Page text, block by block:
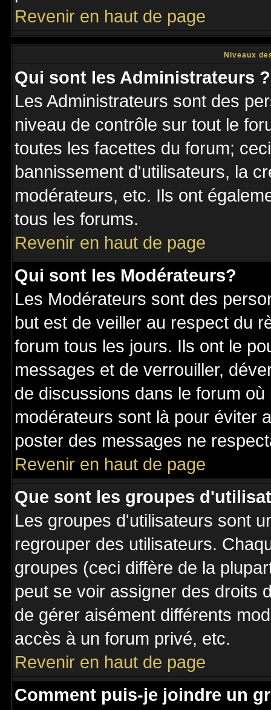
Revenir en haut de page
Niveaux
Qui sont les Administrateurs ?
Les Administrateurs sont des
niveau de contrôle sur tout le
toutes les facettes du forum;
bannissement d'utilisateurs, la
modérateurs, etc. Ils ont
tous les forums.
Revenir en haut de page
Qui sont les Modérateurs?
Les Modérateurs sont des
but est de veiller au respect du
forum tous les jours. Ils ont le
messages et de verrouiller,
de discussions dans le forum
modérateurs sont là pour éviter
poster des messages ne
Revenir en haut de page
Que sont les groupes
Les groupes d'utilisateurs sont
regrouper des utilisateurs.
groupes (ceci diffère de la
peut se voir assigner des droits
de gérer aisément différents
accès à un forum privé, etc.
Revenir en haut de page
Comment puis-je joindre un